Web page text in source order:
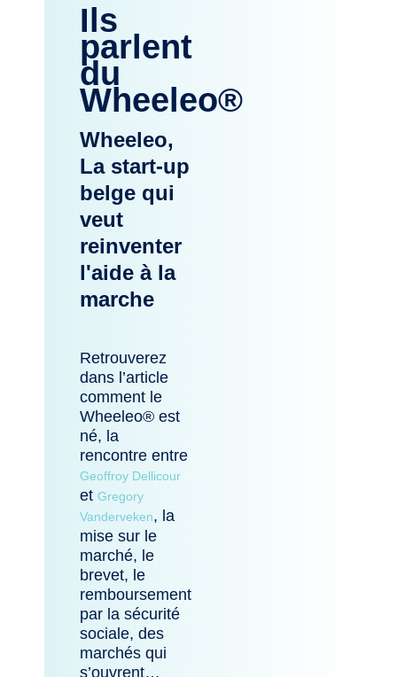
Ils
parlent
du
Wheeleo®
Wheeleo,
La start-up
belge qui
veut
reinventer
l'aide à la
marche
Retrouverez
dans l’article
comment le
Wheeleo® est
né, la
rencontre entre
Geoffroy Dellicour
et Gregory
Vanderveken, la
mise sur le
marché, le
brevet, le
remboursement
par la sécurité
sociale, des
marchés qui
s’ouvrent…